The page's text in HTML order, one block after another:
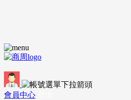
會員中心